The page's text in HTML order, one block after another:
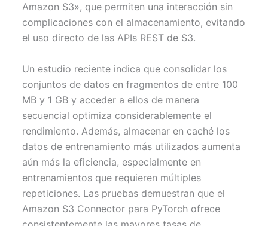
Amazon S3», que permiten una interacción sin
complicaciones con el almacenamiento, evitando
el uso directo de las APIs REST de S3.
Un estudio reciente indica que consolidar los
conjuntos de datos en fragmentos de entre 100
MB y 1 GB y acceder a ellos de manera
secuencial optimiza considerablemente el
rendimiento. Además, almacenar en caché los
datos de entrenamiento más utilizados aumenta
aún más la eficiencia, especialmente en
entrenamientos que requieren múltiples
repeticiones. Las pruebas demuestran que el
Amazon S3 Connector para PyTorch ofrece